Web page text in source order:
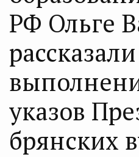
РФ Ольге
указов
брянских